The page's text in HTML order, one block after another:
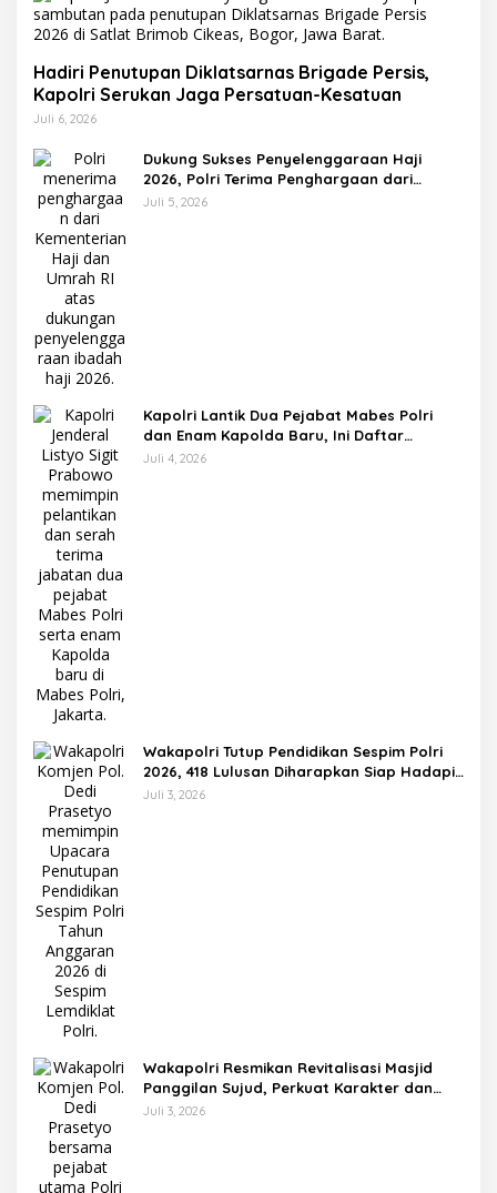
Hadiri Penutupan Diklatsarnas Brigade Persis,
Kapolri Serukan Jaga Persatuan-Kesatuan
Juli 6, 2026
Dukung Sukses Penyelenggaraan Haji
2026, Polri Terima Penghargaan dari
Kemenhaj dan Umrah
Juli 5, 2026
Kapolri Lantik Dua Pejabat Mabes Polri
dan Enam Kapolda Baru, Ini Daftar
Lengkapnya
Juli 4, 2026
Wakapolri Tutup Pendidikan Sespim Polri
2026, 418 Lulusan Diharapkan Siap Hadapi
Tantangan Era Digital
Juli 3, 2026
Wakapolri Resmikan Revitalisasi Masjid
Panggilan Sujud, Perkuat Karakter dan
Kepemimpinan Polri
Juli 3, 2026